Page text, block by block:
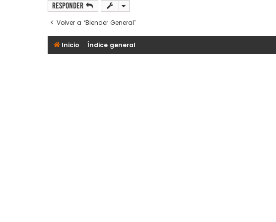
Responder
Volver a “Blender General”
Inicio Índice general